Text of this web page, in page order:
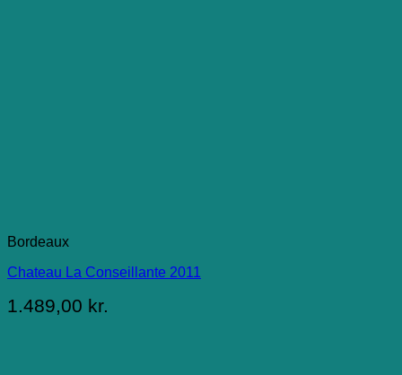
Bordeaux
Chateau La Conseillante 2011
1.489,00 kr.